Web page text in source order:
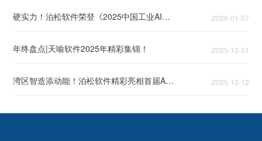
硬实力！泊松软件荣登《2025中国工业AI领军企业TOP50》！ 2026-01-07
年终盘点|天喻软件2025年精彩集锦！ 2025-12-31
湾区智造添动能！泊松软件精彩亮相首届AIE博览会 2025-12-12